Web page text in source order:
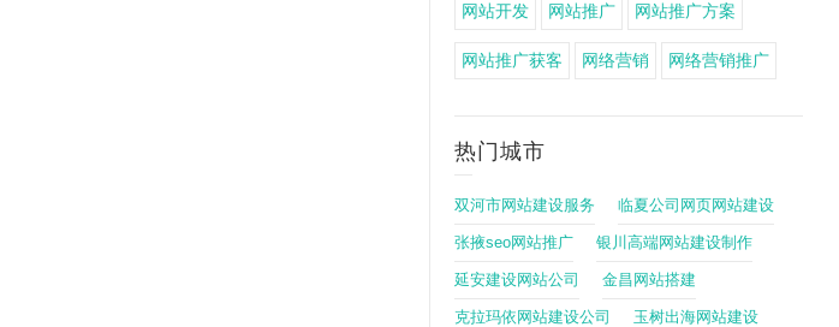
网站开发 网站推广 网站推广方案
网站推广获客 网络营销 网络营销推广
热门城市
双河市网站建设服务 临夏公司网页网站建设
张掖seo网站推广 银川高端网站建设制作
延安建设网站公司 金昌网站搭建
克拉玛依网站建设公司 玉树出海网站建设